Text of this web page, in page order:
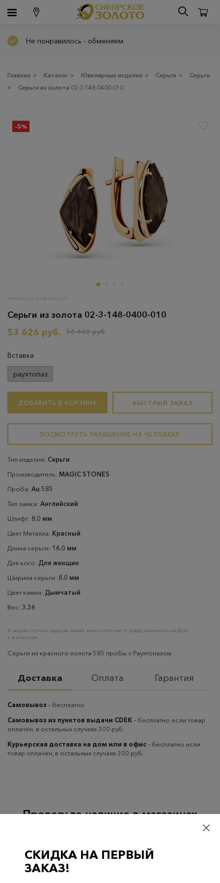
Не понравилось - обменяем
Главная > Каталог > Ювелирные изделия > Серьги >
Серьги
>
Серьги из золота 02-3-148-0400-010
-5%
АРТИКУЛ: 02-3-148-0400-010
Серьги из золота 02-3-148-0400-010
53 626 руб.
56 448 руб.
Вставка
раухтопаз
ДОБАВИТЬ В КОРЗИНУ БЫСТРЫЙ ЗАКАЗ
ПОСМОТРЕТЬ УКРАШЕНИЕ НА ЧЕЛОВЕКЕ
Тип изделия: Серьги
Производитель: MAGIC STONES
Проба: Au 585
Тип замка: Английский
Штифт: 8.0 мм
Цвет Металла: Красный
Длина серьги: 16.0 мм
Для кого: Для женщин
Ширина серьги: 8.0 мм
Цвет камня: Дымчатый
Вес: 3.36
В редких случаях изделие может иметь отличие от представленного на фото
и в описании
Серьги из красного золота 585 пробы с Раухтопазом
Доставка Оплата Гарантия
Самовывоз – бесплатно
Самовывоз из пунктов выдачи CDEK– бесплатно если товар
оплачен, в остальных случаях 300 руб.
Курьерская доставка на дом или в офис– бесплатно если
товар оплачен, в остальных случаях 300 руб.
Проверьте наличие в магазинах
ВСЕ ГОРОДА НИЖНЕВАРТОВСК
НЕФТЕЮГАНСК
СКИДКА НА ПЕРВЫЙ
ЗАКАЗ!